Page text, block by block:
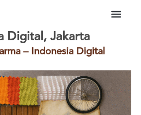
Digital, Jakarta
– Indonesia Digital